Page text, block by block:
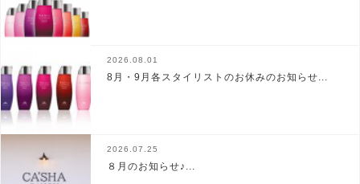
2026.08.01
8月・9月各スタイリストのお休みのお知らせ...
2026.07.25
８月のお知らせ♪...